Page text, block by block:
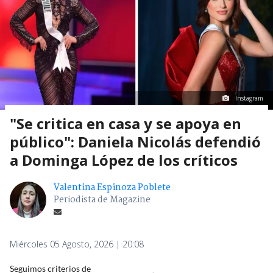
Instagram
"Se critica en casa y se apoya en
público": Daniela Nicolás defendió
a Dominga López de los críticos
Valentina Espinoza Poblete
Periodista de Magazine
Miércoles 05 Agosto, 2026 | 20:08
Seguimos criterios de